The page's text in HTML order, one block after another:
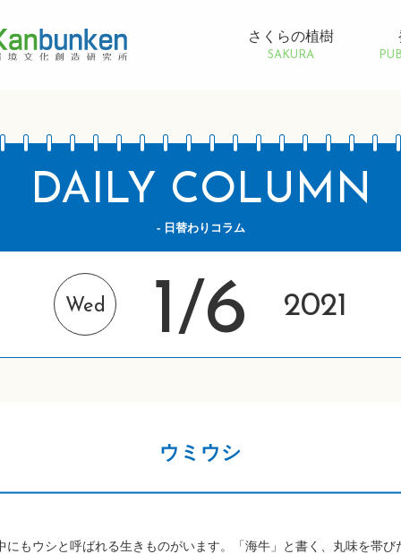
さくらの植樹
SAKURA
DAILY COLUMN
- 日替わりコラム
Wed 1/6 2021
ウミウシ
もウシと呼ばれる生きものがいます。「海牛」と書く、丸味を帯び